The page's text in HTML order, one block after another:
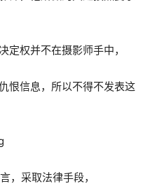
定权并不在摄影师手中，
恨信息，所以不得不发表这
，采取法律手段，